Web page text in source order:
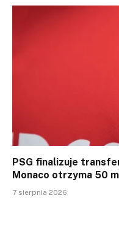
PSG finalizuje
Monaco otrzyma 50
7 sierpnia 2026